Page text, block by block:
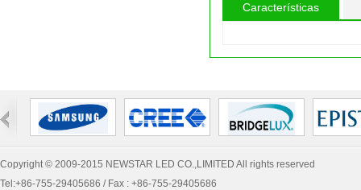
Características
Copyright © 2009-2015 NEWSTAR LED CO.,LIMITED All rights reserved
Tel:+86-755-29405686 / Fax : +86-755-29405686